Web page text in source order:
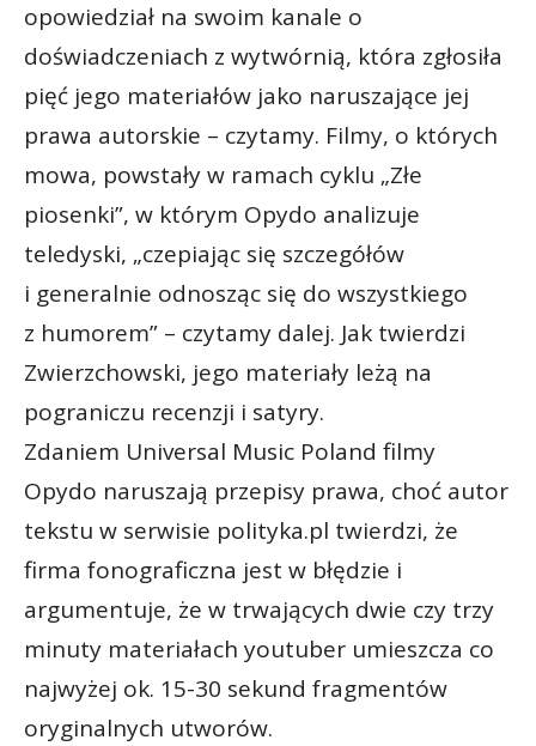
opowiedział na swoim kanale o
doświadczeniach z wytwórnią, która zgłosiła
pięć jego materiałów jako naruszające jej
prawa autorskie – czytamy. Filmy, o których
mowa, powstały w ramach cyklu „Złe
piosenki”, w którym Opydo analizuje
teledyski, „czepiając się szczegółów
i generalnie odnosząc się do wszystkiego
z humorem” – czytamy dalej. Jak twierdzi
Zwierzchowski, jego materiały leżą na
pograniczu recenzji i satyry.
Zdaniem Universal Music Poland filmy
Opydo naruszają przepisy prawa, choć autor
tekstu w serwisie polityka.pl twierdzi, że
firma fonograficzna jest w błędzie i
argumentuje, że w trwających dwie czy trzy
minuty materiałach youtuber umieszcza co
najwyżej ok. 15-30 sekund fragmentów
oryginalnych utworów.